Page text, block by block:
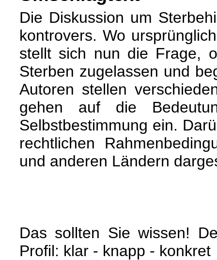
Die Diskussion um
kontrovers. Wo
stellt sich nun die Frage,
Sterben zugelassen und
Autoren stellen
gehen auf die
Selbstbestimmung ein.
rechtlichen
und anderen Ländern
Das sollten Sie wissen!
Profil: klar - knapp - konkret